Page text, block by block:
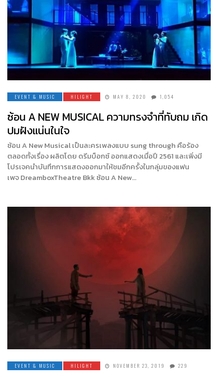
EVENT & MUSIC HILIGHT MAY 8, 2020 1,054
ซ้อน A NEW MUSICAL ความทรงจำที่ทับถม เกิด
ปมฝังแน่นในใจ
ซ้อน A New Musical เป็นละครเพลงแบบ sung through คือร้อง
ตลอดทั้งเรื่อง ผลิตโดย ดรีมบ็อกซ์ ออกแสดงเมื่อปี 2561 และเพิ่งมี
โปรเจคนำบันทึกการแสดงออกมาให้ชมอีกครั้งในกลุ่มของแฟน
เพจ DreamboxTheatre Bkk ซ้อน A New…
EVENT & MUSIC HILIGHT NOVEMBER 23, 2019 229